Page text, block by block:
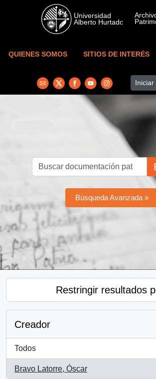
Skip to main content
QUIENES SOMOS SITIOS DE INTERÉS
Iniciar
Búsqueda Avanzada »
Restringir resultados
Creador
Todos
Bravo Latorre, Óscar
, 1 resultados